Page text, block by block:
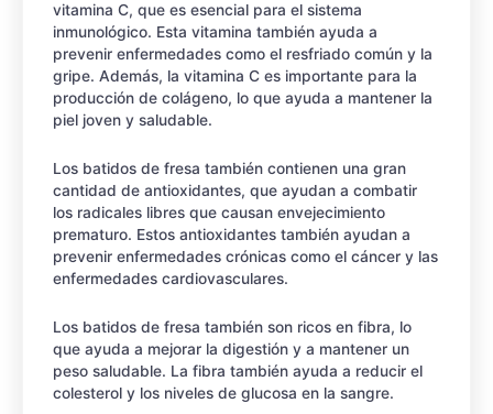
vitamina C, que es esencial para el sistema
inmunológico. Esta vitamina también ayuda a
prevenir enfermedades como el resfriado común y la
gripe. Además, la vitamina C es importante para la
producción de colágeno, lo que ayuda a mantener la
piel joven y saludable.
Los batidos de fresa también contienen una gran
cantidad de antioxidantes, que ayudan a combatir
los radicales libres que causan envejecimiento
prematuro. Estos antioxidantes también ayudan a
prevenir enfermedades crónicas como el cáncer y las
enfermedades cardiovasculares.
Los batidos de fresa también son ricos en fibra, lo
que ayuda a mejorar la digestión y a mantener un
peso saludable. La fibra también ayuda a reducir el
colesterol y los niveles de glucosa en la sangre.